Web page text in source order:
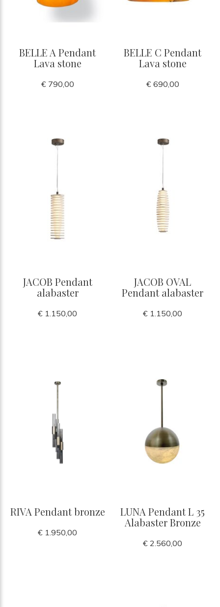
BELLE A Pendant
Lava stone
€ 790,00
BELLE C Pendant
Lava stone
€ 690,00
JACOB Pendant
alabaster
€ 1.150,00
JACOB OVAL
Pendant alabaster
€ 1.150,00
RIVA Pendant bronze
€ 1.950,00
LUNA Pendant L 35
Alabaster Bronze
€ 2.560,00